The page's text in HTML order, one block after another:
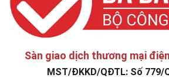
Sàn giao dịch thương mại
MST/ĐKKD/QĐTL: Số 779/